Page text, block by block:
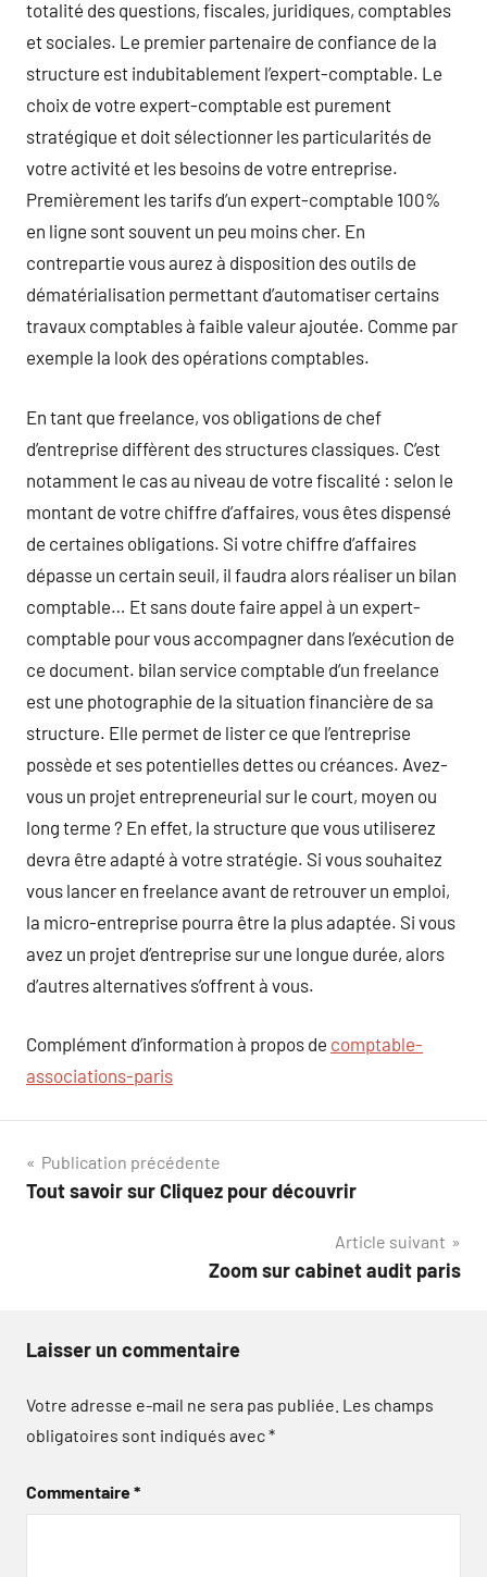
totalité des questions, fiscales, juridiques, comptables
et sociales. Le premier partenaire de confiance de la
structure est indubitablement l’expert-comptable. Le
choix de votre expert-comptable est purement
stratégique et doit sélectionner les particularités de
votre activité et les besoins de votre entreprise.
Premièrement les tarifs d’un expert-comptable 100%
en ligne sont souvent un peu moins cher. En
contrepartie vous aurez à disposition des outils de
dématérialisation permettant d’automatiser certains
travaux comptables à faible valeur ajoutée. Comme par
exemple la look des opérations comptables.
En tant que freelance, vos obligations de chef
d’entreprise diffèrent des structures classiques. C’est
notamment le cas au niveau de votre fiscalité : selon le
montant de votre chiffre d’affaires, vous êtes dispensé
de certaines obligations. Si votre chiffre d’affaires
dépasse un certain seuil, il faudra alors réaliser un bilan
comptable… Et sans doute faire appel à un expert-
comptable pour vous accompagner dans l’exécution de
ce document. bilan service comptable d’un freelance
est une photographie de la situation financière de sa
structure. Elle permet de lister ce que l’entreprise
possède et ses potentielles dettes ou créances. Avez-
vous un projet entrepreneurial sur le court, moyen ou
long terme ? En effet, la structure que vous utiliserez
devra être adapté à votre stratégie. Si vous souhaitez
vous lancer en freelance avant de retrouver un emploi,
la micro-entreprise pourra être la plus adaptée. Si vous
avez un projet d’entreprise sur une longue durée, alors
d’autres alternatives s’offrent à vous.
Complément d’information à propos de comptable-
associations-paris
Navigation
de
Publication précédente
Tout savoir sur Cliquez pour découvrir
Article suivant
Zoom sur cabinet audit paris
Laisser un commentaire
Votre adresse e-mail ne sera pas publiée. Les champs
obligatoires sont indiqués avec*
Commentaire*